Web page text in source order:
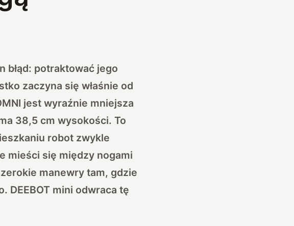
błąd: potraktować jego
zaczyna się właśnie od
jest wyraźnie mniejsza
38,5 cm wysokości. To
robot zwykle
mieści się między nogami
manewry tam, gdzie
DEEBOT mini odwraca tę